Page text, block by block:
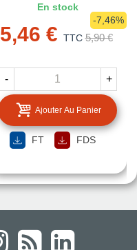
En stock
5,46 € TTC 5,90 €
-7,46%
- +
Ajouter Au Panier
FT FDS